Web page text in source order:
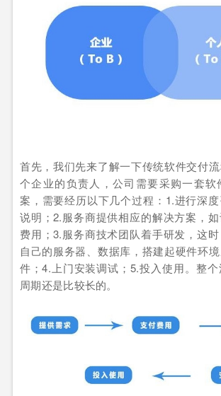
首先，我们先来了解一下传统软件交付
个企业的负责人，公司需要采购一套软
案，需要经历以下几个过程：1.进行深
说明；2.服务商提供相应的解决方案，
费用；3.服务商技术团队着手研发，这
自己的服务器、数据库，搭建起硬件环
件；4.上门安装调试；5.投入使用。整
周期还是比较长的。